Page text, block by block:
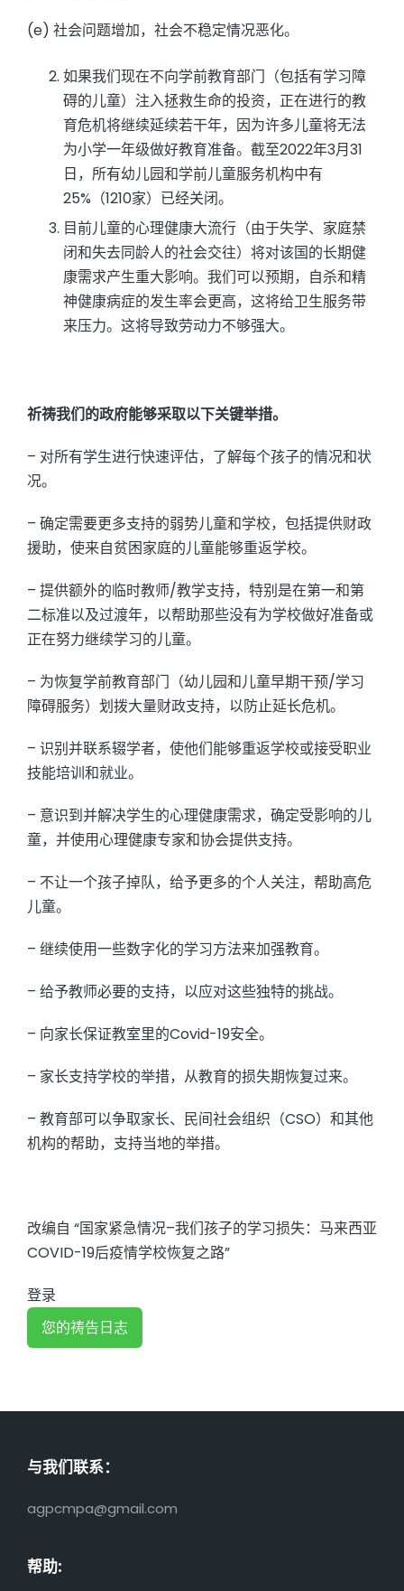
(e) 社会问题增加，社会不稳定情况恶化。
如果我们现在不向学前教育部门（包括有学习障
碍的儿童）注入拯救生命的投资，正在进行的教
育危机将继续延续若干年，因为许多儿童将无法
为小学一年级做好教育准备。截至2022年3月31
日，所有幼儿园和学前儿童服务机构中有
25%（1210家）已经关闭。
目前儿童的心理健康大流行（由于失学、家庭禁
闭和失去同龄人的社会交往）将对该国的长期健
康需求产生重大影响。我们可以预期，自杀和精
神健康病症的发生率会更高，这将给卫生服务带
来压力。这将导致劳动力不够强大。
祈祷我们的政府能够采取以下关键举措。
– 对所有学生进行快速评估，了解每个孩子的情况和状
况。
– 确定需要更多支持的弱势儿童和学校，包括提供财政
援助，使来自贫困家庭的儿童能够重返学校。
– 提供额外的临时教师/教学支持，特别是在第一和第
二标准以及过渡年，以帮助那些没有为学校做好准备或
正在努力继续学习的儿童。
– 为恢复学前教育部门（幼儿园和儿童早期干预/学习
障碍服务）划拨大量财政支持，以防止延长危机。
– 识别并联系辍学者，使他们能够重返学校或接受职业
技能培训和就业。
– 意识到并解决学生的心理健康需求，确定受影响的儿
童，并使用心理健康专家和协会提供支持。
– 不让一个孩子掉队，给予更多的个人关注，帮助高危
儿童。
– 继续使用一些数字化的学习方法来加强教育。
– 给予教师必要的支持，以应对这些独特的挑战。
– 向家长保证教室里的Covid-19安全。
– 家长支持学校的举措，从教育的损失期恢复过来。
– 教育部可以争取家长、民间社会组织（CSO）和其他
机构的帮助，支持当地的举措。
改编自 “国家紧急情况–我们孩子的学习损失：马来西亚
COVID-19后疫情学校恢复之路”
登录
与我们联系：
agpcmpa@gmail.com
帮助: